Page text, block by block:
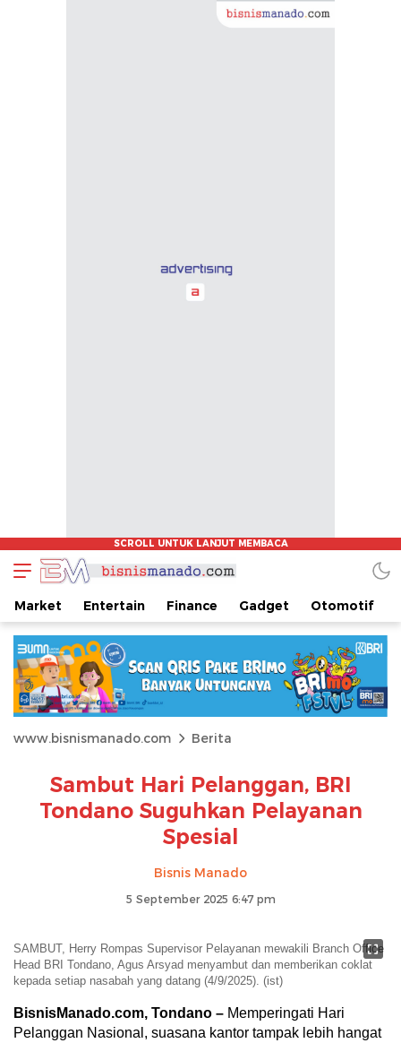
Market Entertain Finance Gadget Otomotif
www.bisnismanado.com Berita
Sambut Hari Pelanggan, BRI
Tondano Suguhkan Pelayanan
Spesial
Bisnis Manado
5 September 2025 6:47 pm
SAMBUT, Herry Rompas Supervisor Pelayanan mewakili Branch Office
Head BRI Tondano, Agus Arsyad menyambut dan memberikan coklat
kepada setiap nasabah yang datang (4/9/2025). (ist)
BisnisManado.com, Tondano – Memperingati Hari
Pelanggan Nasional, suasana kantor tampak lebih hangat